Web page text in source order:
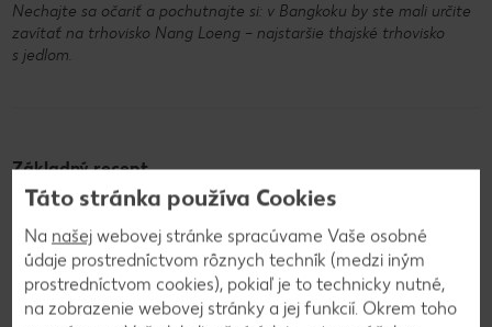
Nechajte sa očariť a pochutnajte si: v Bangkoku by ste mali určite
zavítať na trhovisko Nang Loeng – najstaršie thajské trhovisko
s jedlom.
Základný recept
Originálny pad thai recept
Krok 1: Najprv naložte sušené ryžové rezance podľa návodu
na obale do misy s teplou vodou. Keď zmäknú a začnú byť
ohybné, zlejte ich cez sitko a odložte ich zatiaľ nabok.
Táto stránka používa Cookies
Na našej webovej stránke spracúvame Vaše osobné
údaje prostredníctvom rôznych techník (medzi iným
prostredníctvom cookies), pokiaľ je to technicky nutné,
na zobrazenie webovej stránky a jej funkcií. Okrem toho